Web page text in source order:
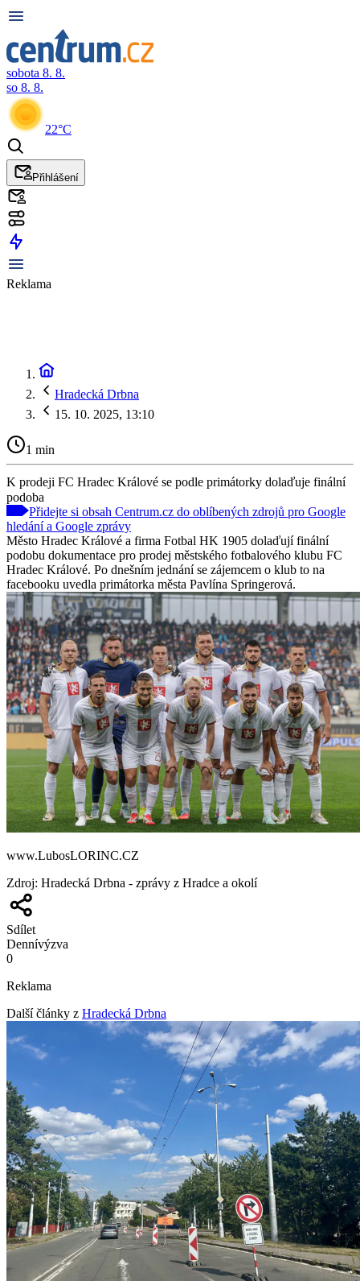
sobota 8. 8.
so 8. 8.
22°C
Přihlášení
Reklama
Hradecká Drbna
15. 10. 2025, 13:10
1 min
K prodeji FC Hradec Králové se podle primátorky dolaďuje finální
podoba
Přidejte si obsah Centrum.cz do oblíbených zdrojů pro Google
hledání a Google zprávy
Město Hradec Králové a firma Fotbal HK 1905 dolaďují finální
podobu dokumentace pro prodej městského fotbalového klubu FC
Hradec Králové. Po dnešním jednání se zájemcem o klub to na
facebooku uvedla primátorka města Pavlína Springerová.
www.LubosLORINC.CZ
Zdroj: Hradecká Drbna - zprávy z Hradce a okolí
Sdílet
Dennívýzva
0
Reklama
Další články z Hradecká Drbna